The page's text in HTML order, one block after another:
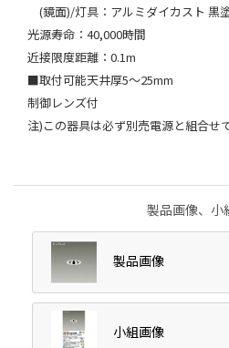
(鏡面)/灯具：アルミダイカスト 黒
光源寿命：40,000時間
近接限度距離：0.1m
■取付可能天井厚5～25mm
制御レンズ付
注)この器具は必ず別売電源と組合せ
製品画像、小
製品画像
小組画像